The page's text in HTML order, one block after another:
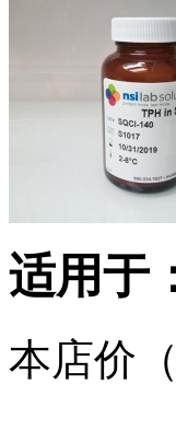
适用于
本店价